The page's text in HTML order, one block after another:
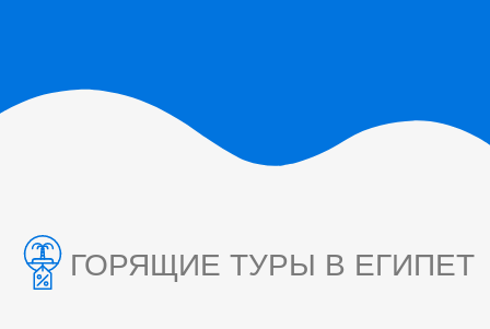
ГОРЯЩИЕ ТУРЫ В ЕГИПЕТ